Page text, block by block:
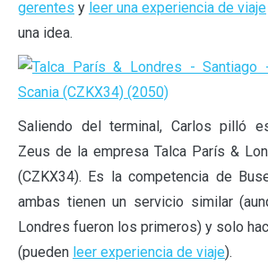
gerentes y leer una experiencia de viaje
una idea.
Saliendo del terminal, Carlos pilló
Zeus de la empresa Talca París &
(CZKX34). Es la competencia de
ambas tienen un servicio similar
Londres fueron los primeros) y solo
(pueden leer experiencia de viaje).